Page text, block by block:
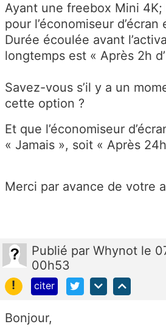
Ayant une freebox Mini 4K;
pour l’économiseur
Durée écoulée avant
longtemps est « Après 2h
Savez-vous s’il y a un
cette option ?
Et que l’économiseur
« Jamais », soit « Après
Merci par avance de votre
Publié par Whynot le
00h53
!
citer
Bonjour,